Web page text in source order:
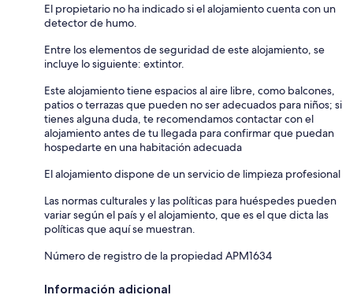
El propietario no ha indicado si el alojamiento cuenta con un
detector de humo.
Entre los elementos de seguridad de este alojamiento, se
incluye lo siguiente: extintor.
Este alojamiento tiene espacios al aire libre, como balcones,
patios o terrazas que pueden no ser adecuados para niños; si
tienes alguna duda, te recomendamos contactar con el
alojamiento antes de tu llegada para confirmar que puedan
hospedarte en una habitación adecuada
El alojamiento dispone de un servicio de limpieza profesional
Las normas culturales y las políticas para huéspedes pueden
variar según el país y el alojamiento, que es el que dicta las
políticas que aquí se muestran.
Número de registro de la propiedad APM1634
Información adicional